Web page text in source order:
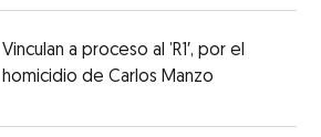
Vinculan a proceso al ’R1′, por el
homicidio de Carlos Manzo